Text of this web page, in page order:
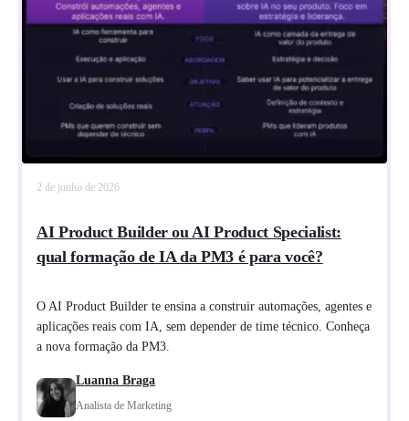
2 de junho de 2026
AI Product Builder ou AI Product Specialist:
qual formação de IA da PM3 é para você?
O AI Product Builder te ensina a construir automações, agentes e
aplicações reais com IA, sem depender de time técnico. Conheça
a nova formação da PM3.
Luanna Braga
Analista de Marketing